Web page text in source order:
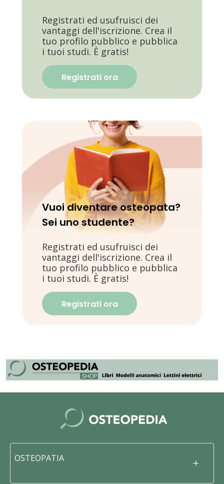
Registrati ed usufruisci dei
vantaggi dell'iscrizione. Crea il
tuo profilo pubblico e pubblica
i tuoi studi. È gratis!
Registrati ora
Vuoi diventare osteopata?
Sei uno studente?
Registrati ed usufruisci dei
vantaggi dell'iscrizione. Crea il
tuo profilo pubblico e pubblica
i tuoi studi. È gratis!
Registrati ora
OSTEOPATIA